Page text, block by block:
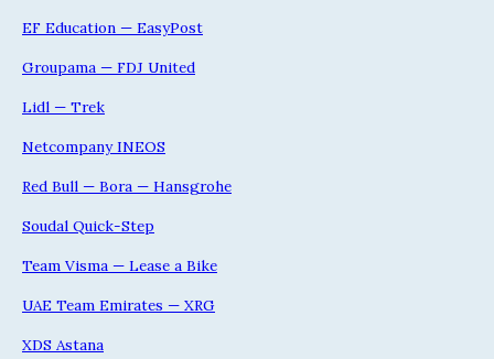
EF Education — EasyPost
Groupama — FDJ United
Lidl — Trek
Netcompany INEOS
Red Bull — Bora — Hansgrohe
Soudal Quick-Step
Team Visma — Lease a Bike
UAE Team Emirates — XRG
XDS Astana